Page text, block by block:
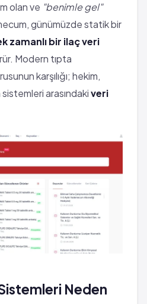
olan ve "benimle gel"
günümüzde statik bir
zamanlı bir ilaç veri
Modern tıpta
karşılığı; hekim,
sistemleri arasındakiveri
Neden